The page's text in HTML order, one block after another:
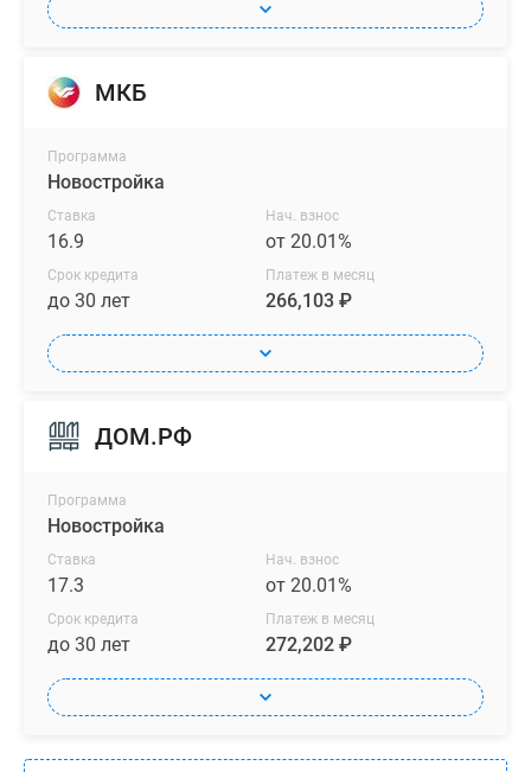
МКБ
Программа
Новостройка
Ставка
16.9
Нач. взнос
от 20.01%
Срок кредита
до 30 лет
Платеж в месяц
266,103 ₽
ДОМ.РФ
Программа
Новостройка
Ставка
17.3
Нач. взнос
от 20.01%
Срок кредита
до 30 лет
Платеж в месяц
272,202 ₽